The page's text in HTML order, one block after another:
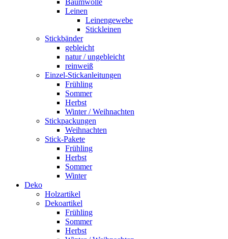
Leinen
Leinengewebe
Stickleinen
Stickbänder
gebleicht
natur / ungebleicht
reinweiß
Einzel-Stickanleitungen
Frühling
Sommer
Herbst
Winter / Weihnachten
Stickpackungen
Weihnachten
Stick-Pakete
Frühling
Herbst
Sommer
Winter
Deko
Holzartikel
Dekoartikel
Frühling
Sommer
Herbst